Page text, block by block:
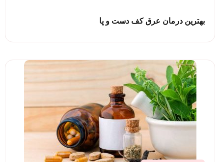
بهترین درمان عرق کف دست و پا